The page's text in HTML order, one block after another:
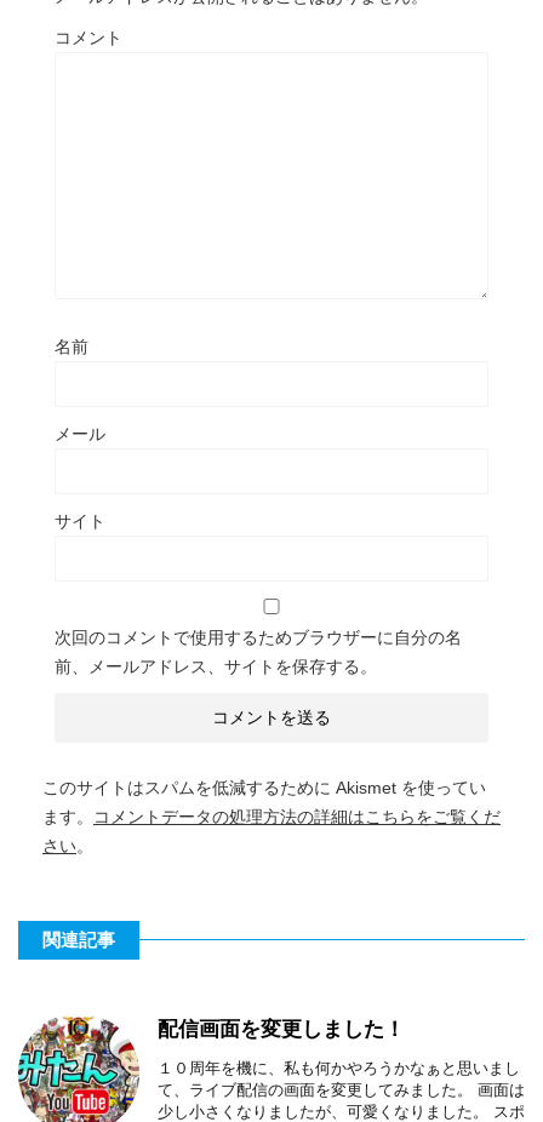
コメント
名前
メール
サイト
次回のコメントで使用するためブラウザーに自分の名
前、メールアドレス、サイトを保存する。
このサイトはスパムを低減するために Akismet を使ってい
ます。
コメントデータの処理方法の詳細はこちらをご覧くだ
さい。
関連記事
配信画面を変更しました！
１０周年を機に、私も何かやろうかなぁと思いまし
て、ライブ配信の画面を変更してみました。 画面は
少し小さくなりましたが、可愛くなりました。 スポ